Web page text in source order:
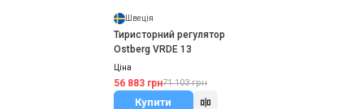
Швеція
Тиристорний регулятор
Ostberg VRDE 13
Ціна
56 883 грн71 103 грн
Купити